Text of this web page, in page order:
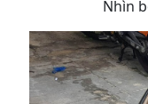
Nhìn